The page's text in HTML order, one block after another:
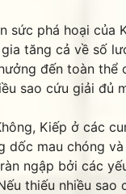
sức phá hoại của
tăng cả về số
đến toàn
sao cứu giải đủ
Kiếp ở các
dốc mau chóng
ngập bởi các
thiếu nhiều